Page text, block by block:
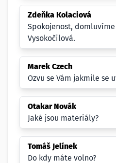
Zdeňka Kolaciová
Spokojenost,
Vysokočilová.
Marek Czech
Ozvu se Vám jakmile se
Otakar Novák
Jaké jsou materiály?
Tomáš Jelínek
Do kdy máte volno?